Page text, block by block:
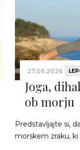
27.06.2026
Joga,
ob morju
Predstavljajte si,
morskem zraku, ki